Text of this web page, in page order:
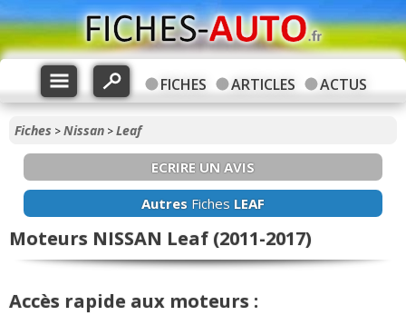
FICHES ARTICLES ACTUS
Fiches >Nissan >Leaf
ECRIRE UN AVIS
Autres Fiches LEAF
Moteurs NISSAN Leaf (2011-2017)
Accès rapide aux moteurs :